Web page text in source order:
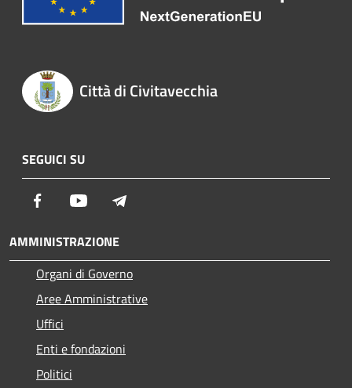
Città di Civitavecchia
SEGUICI SU
Facebook Youtube
AMMINISTRAZIONE
Organi di Governo
Aree Amministrative
Uffici
Enti e fondazioni
Politici